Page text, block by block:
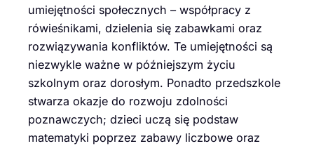
umiejętności społecznych – współpracy z
rówieśnikami, dzielenia się zabawkami oraz
rozwiązywania konfliktów. Te umiejętności są
niezwykle ważne w późniejszym życiu
szkolnym oraz dorosłym. Ponadto przedszkole
stwarza okazje do rozwoju zdolności
poznawczych; dzieci uczą się podstaw
matematyki poprzez zabawy liczbowe oraz